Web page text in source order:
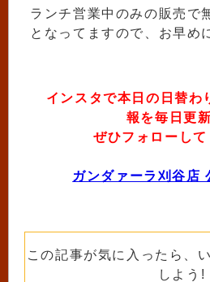
ランチ営業中のみの販売で
となってますので、お早め
インスタで本日の日替わ
報を毎日更
ぜひフォローし
ガンダァーラ刈谷店
この記事が気に入ったら、
しよう!